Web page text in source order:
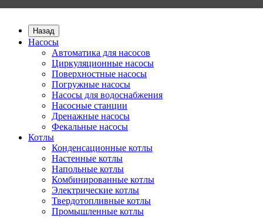
Назад
Насосы
Автоматика для насосов
Циркуляционные насосы
Поверхностные насосы
Погружные насосы
Насосы для водоснабжения
Насосные станции
Дренажные насосы
Фекальные насосы
Котлы
Конденсационные котлы
Настенные котлы
Напольные котлы
Комбинированные котлы
Электрические котлы
Твердотопливные котлы
Промышленные котлы